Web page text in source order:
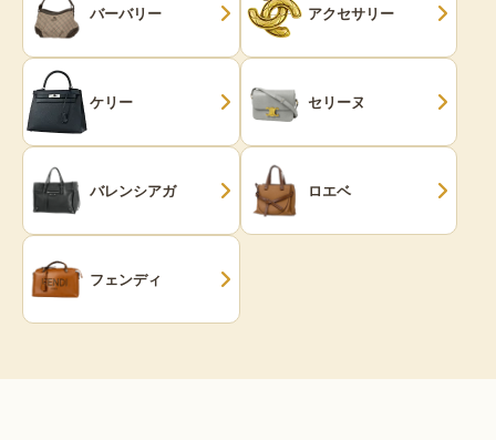
バーバリー アクセサリー
ケリー セリーヌ
バレンシアガ ロエベ
フェンディ